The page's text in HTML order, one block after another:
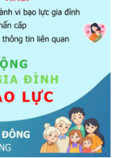
và xử lý hành vi xâm
báo về việc chấm dứt
truyền, thực hiện Nghị
thải rắn sinh hoạt tại